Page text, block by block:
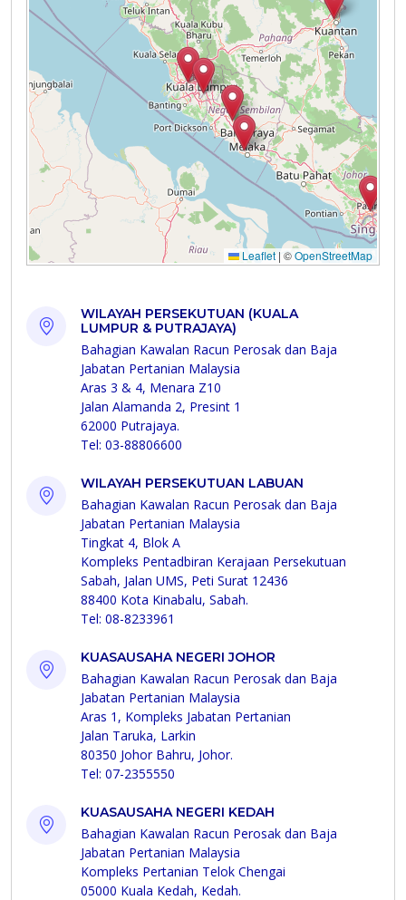
WILAYAH PERSEKUTUAN (KUALA
LUMPUR & PUTRAJAYA)
Bahagian Kawalan Racun Perosak dan Baja
Jabatan Pertanian Malaysia
Aras 3 & 4, Menara Z10
Jalan Alamanda 2, Presint 1
62000 Putrajaya.
Tel: 03-88806600
WILAYAH PERSEKUTUAN LABUAN
Bahagian Kawalan Racun Perosak dan Baja
Jabatan Pertanian Malaysia
Tingkat 4, Blok A
Kompleks Pentadbiran Kerajaan Persekutuan
Sabah, Jalan UMS, Peti Surat 12436
88400 Kota Kinabalu, Sabah.
Tel: 08-8233961
KUASAUSAHA NEGERI JOHOR
Bahagian Kawalan Racun Perosak dan Baja
Jabatan Pertanian Malaysia
Aras 1, Kompleks Jabatan Pertanian
Jalan Taruka, Larkin
80350 Johor Bahru, Johor.
Tel: 07-2355550
KUASAUSAHA NEGERI KEDAH
Bahagian Kawalan Racun Perosak dan Baja
Jabatan Pertanian Malaysia
Kompleks Pertanian Telok Chengai
05000 Kuala Kedah, Kedah.